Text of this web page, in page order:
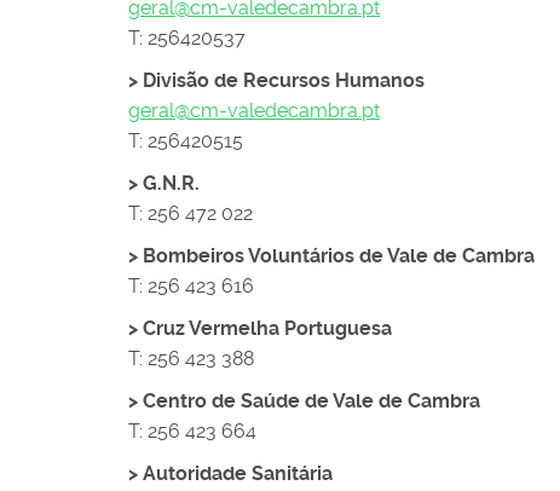
geral@cm-valedecambra.pt
T: 256420537
> Divisão de Recursos Humanos
geral@cm-valedecambra.pt
T: 256420515
> G.N.R.
T: 256 472 022
> Bombeiros Voluntários de Vale de Cambra
T: 256 423 616
> Cruz Vermelha Portuguesa
T: 256 423 388
> Centro de Saúde de Vale de Cambra
T: 256 423 664
> Autoridade Sanitária